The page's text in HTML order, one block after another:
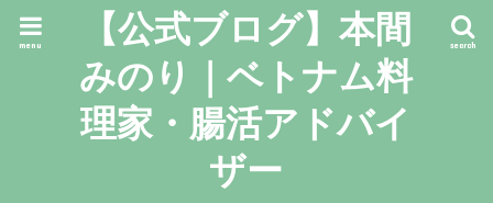
【公式ブログ】本間
みのり｜ベトナム料
理家・腸活アドバイ
ザー
search
menu